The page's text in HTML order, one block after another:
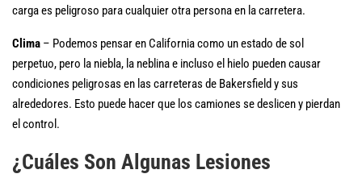
carga es peligroso para cualquier otra persona en la carretera.
Clima – Podemos pensar en California como un estado de sol
perpetuo, pero la niebla, la neblina e incluso el hielo pueden causar
condiciones peligrosas en las carreteras de Bakersfield y sus
alrededores. Esto puede hacer que los camiones se deslicen y pierdan
el control.
¿Cuáles Son Algunas Lesiones